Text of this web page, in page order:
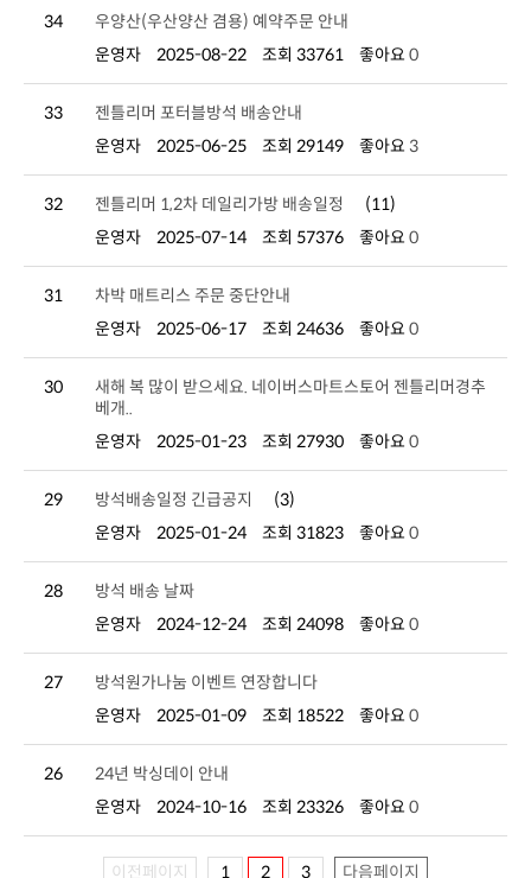
34
우양산(우산양산 겸용) 예약주문 안내
운영자
2025-08-22 조회 33761 좋아요 0
33
젠틀리머 포터블방석 배송안내
운영자
2025-06-25 조회 29149 좋아요 3
32 젠틀리머 1,2차 데일리가방 배송일정
(11)
운영자
2025-07-14 조회 57376 좋아요 0
31
차박 매트리스 주문 중단안내
운영자
2025-06-17 조회 24636 좋아요 0
30
베개..
운영자
2025-01-23 조회 27930 좋아요 0
29 방석배송일정 긴급공지
(3)
운영자
2025-01-24 조회 31823 좋아요 0
28
방석 배송 날짜
운영자
2024-12-24 조회 24098 좋아요 0
27
방석원가나눔 이벤트 연장합니다
운영자
2025-01-09 조회 18522 좋아요 0
26
24년 박싱데이 안내
운영자
2024-10-16 조회 23326 좋아요 0
이전페이지 1 2 3 다음페이지